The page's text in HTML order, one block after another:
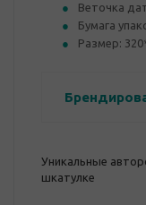
Веточка
Бумага
Размер:
Уникальные
шкатулке